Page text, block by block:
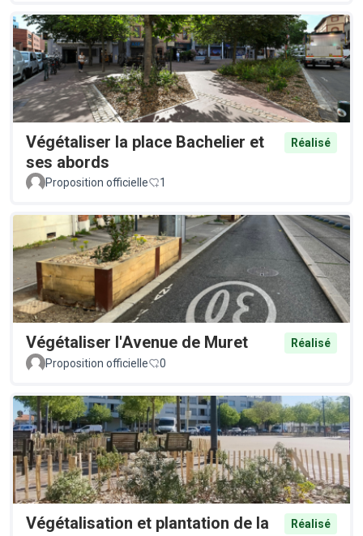
Végétaliser la place Bachelier et
ses abords
Réalisé
Proposition officielle 1
Végétaliser l'Avenue de Muret
Réalisé
Proposition officielle
0
Végétalisation et plantation de la
Réalisé